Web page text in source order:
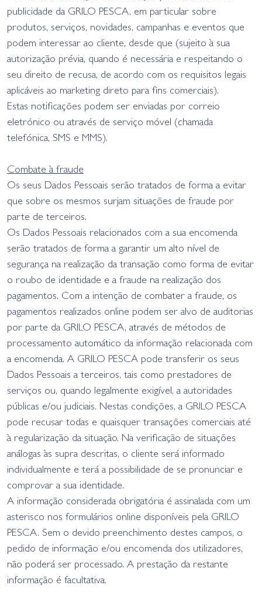
publicidade da GRILO PESCA, em particular sobre
produtos, serviços, novidades, campanhas e eventos que
podem interessar ao cliente, desde que (sujeito à sua
autorização prévia, quando é necessária e respeitando o
seu direito de recusa, de acordo com os requisitos legais
aplicáveis ao marketing direto para fins comerciais).
Estas notificações podem ser enviadas por correio
eletrónico ou através de serviço móvel (chamada
telefónica, SMS e MMS).
Combate à fraude
Os seus Dados Pessoais serão tratados de forma a evitar
que sobre os mesmos surjam situações de fraude por
parte de terceiros.
Os Dados Pessoais relacionados com a sua encomenda
serão tratados de forma a garantir um alto nível de
segurança na realização da transação como forma de evitar
o roubo de identidade e a fraude na realização dos
pagamentos. Com a intenção de combater a fraude, os
pagamentos realizados online podem ser alvo de auditorias
por parte da GRILO PESCA, através de métodos de
processamento automático da informação relacionada com
a encomenda. A GRILO PESCA pode transferir os seus
Dados Pessoais a terceiros, tais como prestadores de
serviços ou, quando legalmente exigível, a autoridades
públicas e/ou judiciais. Nestas condições, a GRILO PESCA
pode recusar todas e quaisquer transações comerciais até
à regularização da situação. Na verificação de situações
análogas às supra descritas, o cliente será informado
individualmente e terá a possibilidade de se pronunciar e
comprovar a sua identidade.
A informação considerada obrigatória é assinalada com um
asterisco nos formulários online disponíveis pela GRILO
PESCA. Sem o devido preenchimento destes campos, o
pedido de informação e/ou encomenda dos utilizadores,
não poderá ser processado. A prestação da restante
informação é facultativa.